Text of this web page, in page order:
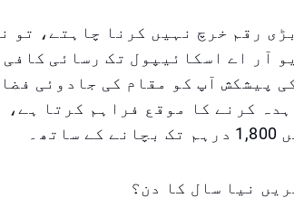
رقم خرچ نہیں کرنا چاہتے، تو
آر اے اسکائیپول تک رسائی
پیشکش آپ کو مقام کی جادوئی
کرنے کا موقع فراہم کرتا ہے،
نیا سال کا دن؟